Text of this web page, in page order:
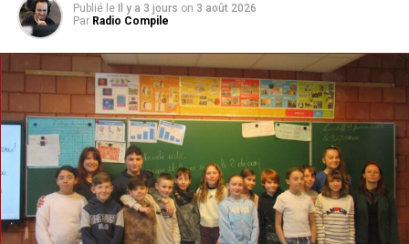
Publié le Il y a 3 jours on 3 août 2026
Par Radio Compile